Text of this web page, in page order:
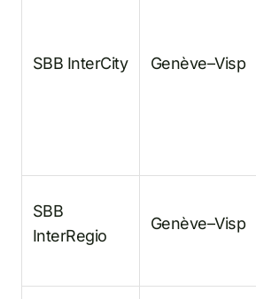
SBB InterCity Genève–Visp
SBB
InterRegio
Genève–Visp